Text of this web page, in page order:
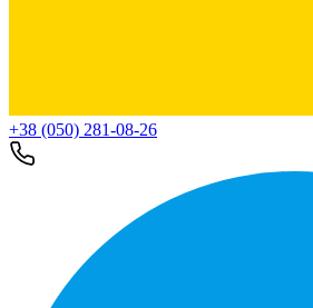
+38 (050) 281-08-26